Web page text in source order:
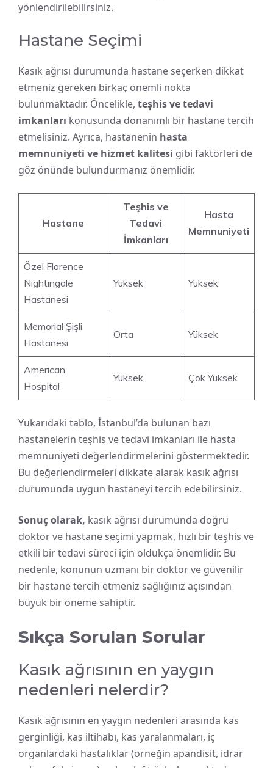
yönlendirilebilirsiniz.
Hastane Seçimi
Kasık ağrısı durumunda hastane seçerken dikkat
etmeniz gereken birkaç önemli nokta
bulunmaktadır. Öncelikle, teşhis ve tedavi
imkanları konusunda donanımlı bir hastane tercih
etmelisiniz. Ayrıca, hastanenin hasta
memnuniyeti ve hizmet kalitesi gibi faktörleri de
göz önünde bulundurmanız önemlidir.
Hastane
Teşhis ve
Tedavi
İmkanları
Hasta
Memnuniyeti
Özel Florence
Nightingale
Hastanesi
Yüksek Yüksek
Memorial Şişli
Hastanesi
Orta Yüksek
American
Hospital
Yüksek Çok Yüksek
Yukarıdaki tablo, İstanbul’da bulunan bazı
hastanelerin teşhis ve tedavi imkanları ile hasta
memnuniyeti değerlendirmelerini göstermektedir.
Bu değerlendirmeleri dikkate alarak kasık ağrısı
durumunda uygun hastaneyi tercih edebilirsiniz.
Sonuç olarak, kasık ağrısı durumunda doğru
doktor ve hastane seçimi yapmak, hızlı bir teşhis ve
etkili bir tedavi süreci için oldukça önemlidir. Bu
nedenle, konunun uzmanı bir doktor ve güvenilir
bir hastane tercih etmeniz sağlığınız açısından
büyük bir öneme sahiptir.
Sıkça Sorulan Sorular
Kasık ağrısının en yaygın
nedenleri nelerdir?
Kasık ağrısının en yaygın nedenleri arasında kas
gerginliği, kas iltihabı, kas yaralanmaları, iç
organlardaki hastalıklar (örneğin apandisit, idrar